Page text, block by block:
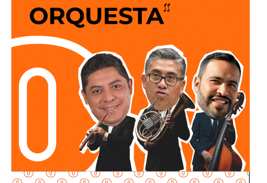
determinar la conducta de los elementos en ese punto:
qué acción realizaban y por qué se detuvieron ahí.
Adelantó que el resultado de las diligencias definirá si
hubo alguna irregularidad.
Al momento de la entrevista, la fiscal no había tenido
Juan Antonio Villa Gutiérrez